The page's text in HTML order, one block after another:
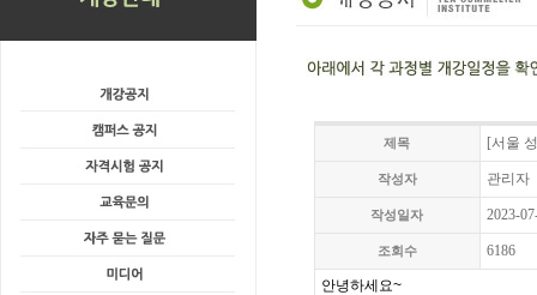
제목 [서울
작성자 관리자
작성일자 2023-
조회수 6186
안녕하세요~